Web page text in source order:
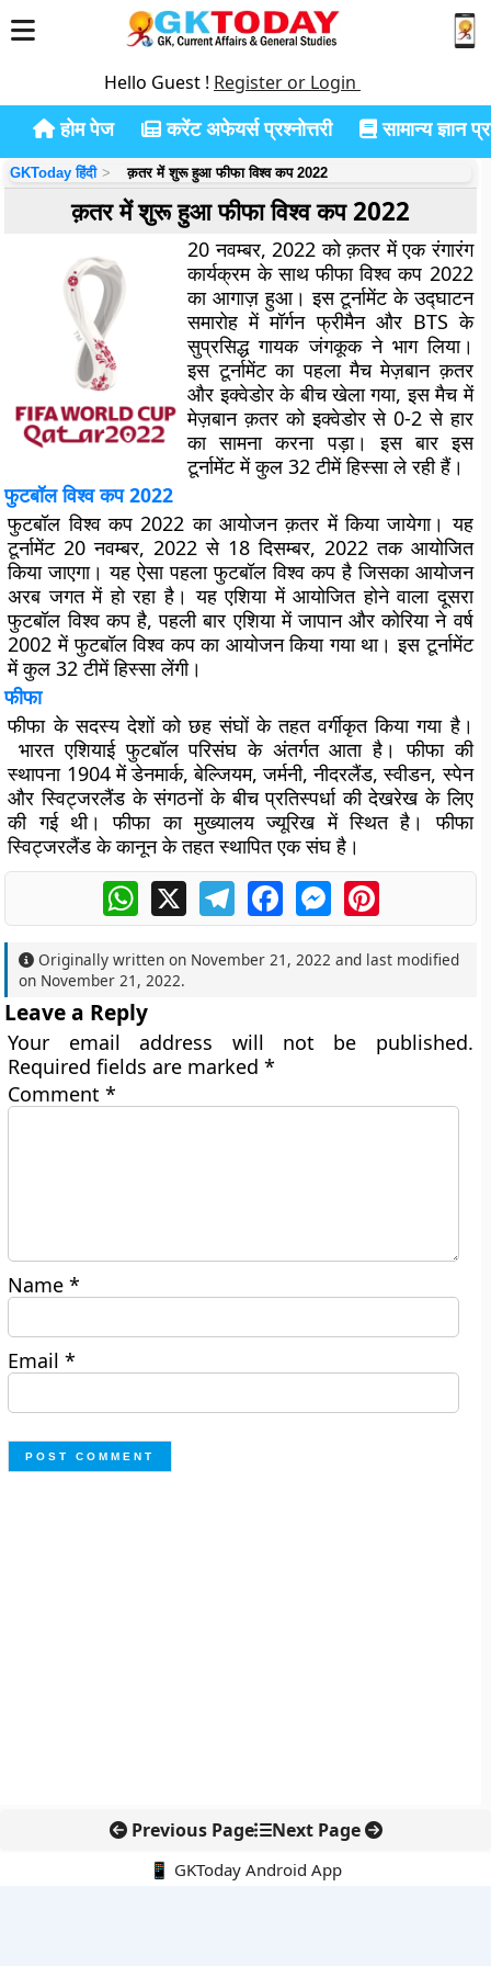
Hello Guest ! Register or Login
होम पेज करेंट अफेयर्स प्रश्नोत्तरी सामान्य ज्ञान
GKToday हिंदी क़तर में शुरू हुआ फीफा विश्व कप 2022
क़तर में शुरू हुआ फीफा विश्व कप 2022
20 नवम्बर, 2022 को क़तर में एक रंगारंग
कार्यक्रम के साथ फीफा विश्व कप 2022
का आगाज़ हुआ। इस टूर्नामेंट के उद्घाटन
समारोह में मॉर्गन फ्रीमैन और BTS के
सुप्रसिद्ध गायक जंगकूक ने भाग लिया।
इस टूर्नामेंट का पहला मैच मेज़बान क़तर
और इक्वेडोर के बीच खेला गया, इस मैच में
मेज़बान क़तर को इक्वेडोर से 0-2 से हार
का सामना करना पड़ा। इस बार इस
टूर्नामेंट में कुल 32 टीमें हिस्सा ले रही हैं।
फुटबॉल विश्व कप 2022
फुटबॉल विश्व कप 2022 का आयोजन क़तर में किया जायेगा। यह
टूर्नामेंट 20 नवम्बर, 2022 से 18 दिसम्बर, 2022 तक आयोजित
किया जाएगा। यह ऐसा पहला फुटबॉल विश्व कप है जिसका आयोजन
अरब जगत में हो रहा है। यह एशिया में आयोजित होने वाला दूसरा
फुटबॉल विश्व कप है, पहली बार एशिया में जापान और कोरिया ने वर्ष
2002 में फुटबॉल विश्व कप का आयोजन किया गया था। इस टूर्नामेंट
में कुल 32 टीमें हिस्सा लेंगी।
फीफा
फीफा के सदस्य देशों को छह संघों के तहत वर्गीकृत किया गया है।
भारत एशियाई फुटबॉल परिसंघ के अंतर्गत आता है। फीफा की
स्थापना 1904 में डेनमार्क, बेल्जियम, जर्मनी, नीदरलैंड, स्वीडन, स्पेन
और स्विट्जरलैंड के संगठनों के बीच प्रतिस्पर्धा की देखरेख के लिए
की गई थी। फीफा का मुख्यालय ज्यूरिख में स्थित है। फीफा
स्विट्जरलैंड के कानून के तहत स्थापित एक संघ है।
WhatsApp
X TelegramFacebookMessengerPinterest
Originally written on November 21, 2022 and last modified
on November 21, 2022.
Leave a Reply
Your email address will not be published.
Required fields are marked*
Comment*
Name*
Email*
Previous Page Next Page
📱 GKToday Android App